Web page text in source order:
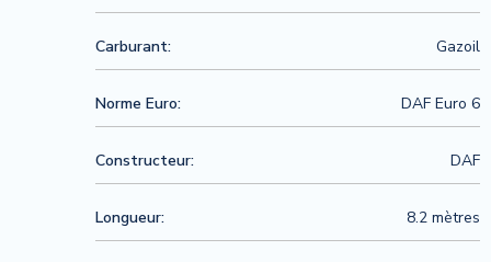
Carburant: Gazoil
Norme Euro: DAF Euro 6
Constructeur: DAF
Longueur: 8.2 mètres